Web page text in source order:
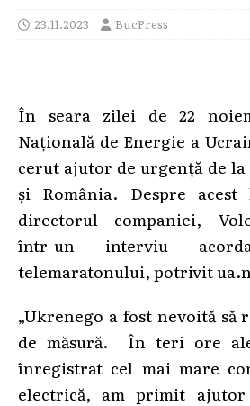
23.11.2023 BucPress
În seara zilei de 22
Națională de Energie a
cerut ajutor de urgență de la
și România. Despre
directorul companiei,
într-un interviu
telemaratonului, potrivit
„Ukrenego a fost nevoită să
de măsură. În teri ore
înregistrat cel mai mare
electrică, am primit